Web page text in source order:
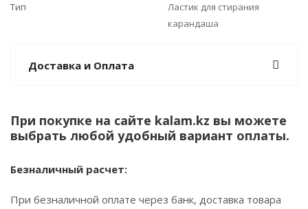
Тип
Ластик для стирания
карандаша
Доставка и Оплата
При покупке на сайте kalam.kz вы можете
выбрать любой удобный вариант оплаты.
Безналичный расчет:
При безналичной оплате через банк, доставка товара